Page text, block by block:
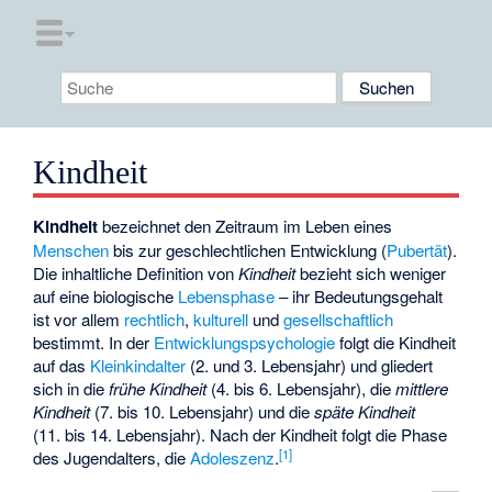
Kindheit
Kindheitbezeichnet den Zeitraum im Leben eines
Menschenbis zur geschlechtlichen Entwicklung (Pubertät).
Die inhaltliche Definition vonKindheitbezieht sich weniger
auf eine biologische Lebensphase– ihr Bedeutungsgehalt
ist vor allem rechtlich,kulturell undgesellschaftlich
bestimmt. In der Entwicklungspsychologiefolgt die Kindheit
auf das Kleinkindalter (2. und 3. Lebensjahr) und gliedert
sich in diefrühe Kindheit(4. bis 6. Lebensjahr), diemittlere
Kindheit(7. bis 10. Lebensjahr) und diespäte Kindheit
(11. bis 14. Lebensjahr). Nach der Kindheit folgt die Phase
des Jugendalters, dieAdoleszenz.[1]